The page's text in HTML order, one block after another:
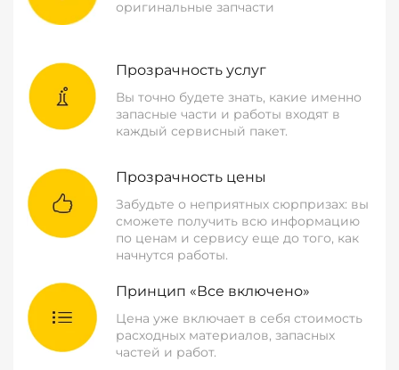
оригинальные запчасти
Прозрачность услуг
Вы точно будете знать, какие именно
запасные части и работы входят в
каждый сервисный пакет.
Прозрачность цены
Забудьте о неприятных сюрпризах: вы
сможете получить всю информацию
по ценам и сервису еще до того, как
начнутся работы.
Принцип «Все включено»
Цена уже включает в себя стоимость
расходных материалов, запасных
частей и работ.